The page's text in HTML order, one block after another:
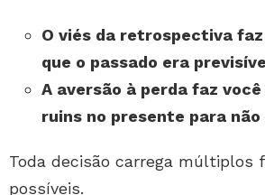
O viés da retrospectiva
que o passado era
A aversão à perda faz
ruins no presente para
Toda decisão carrega múltiplos
possíveis.